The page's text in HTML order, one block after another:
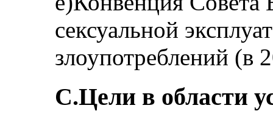
сексуальной
злоупотреблений (в
C.Цели в области